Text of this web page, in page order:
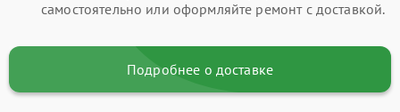
самостоятельно или оформляйте ремонт с доставкой.
Подробнее о доставке